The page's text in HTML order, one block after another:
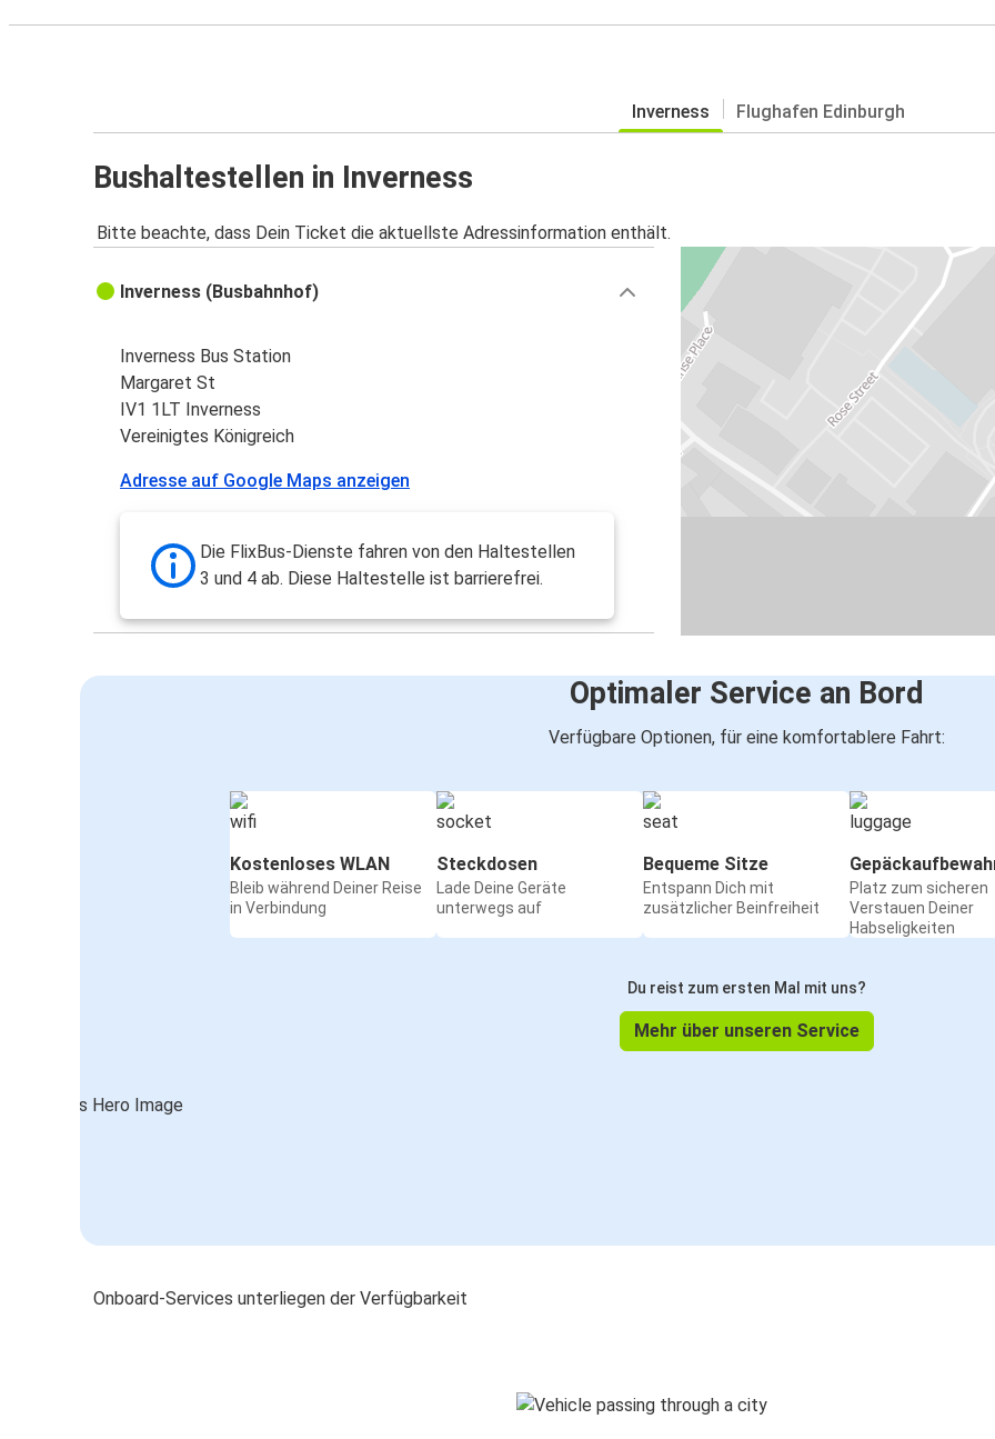
Inverness Flughafen Edinburgh
Bushaltestellen in Inverness
Bitte beachte, dass Dein Ticket die aktuellste Adressinformation enthält.
Inverness (Busbahnhof)
Inverness Bus Station
Margaret St
IV1 1LT Inverness
Vereinigtes Königreich
Adresse auf Google Maps anzeigen
Die FlixBus-Dienste fahren von den Haltestellen
3 und 4 ab. Diese Haltestelle ist barrierefrei.
Optimaler Service an Bord
Verfügbare Optionen, für eine komfortablere Fahrt:
Kostenloses WLAN
Bleib während Deiner Reise
in Verbindung
Steckdosen
Lade Deine Geräte
unterwegs auf
Bequeme Sitze
Entspann Dich mit
zusätzlicher Beinfreiheit
Platz zum sicheren
Verstauen Deiner
Habseligkeiten
Du reist zum ersten Mal mit uns?
Mehr über unseren Service
Onboard-Services unterliegen der Verfügbarkeit